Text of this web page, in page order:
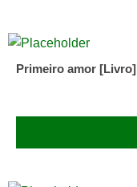
Primeiro amor [Livro]